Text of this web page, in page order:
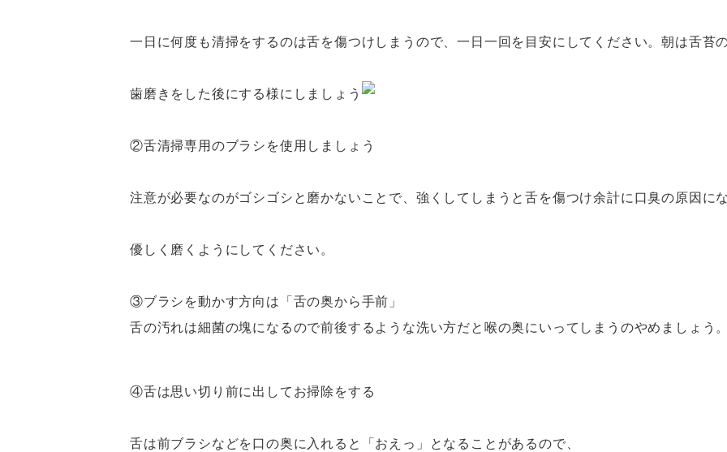
一日に何度も清掃をするのは舌を傷つけしまうので、一日一回を目安にしてください。朝は舌苔
歯磨きをした後にする様にしましょう
②舌清掃専用のブラシを使用しましょう
注意が必要なのがゴシゴシと磨かないことで、強くしてしまうと舌を傷つけ余計に口臭の原因に
優しく磨くようにしてください。
③ブラシを動かす方向は「舌の奥から手前」
舌の汚れは細菌の塊になるので前後するような洗い方だと喉の奥にいってしまうのやめましょう。
④舌は思い切り前に出してお掃除をする
舌は前ブラシなどを口の奥に入れると「おえっ」となることがあるので、